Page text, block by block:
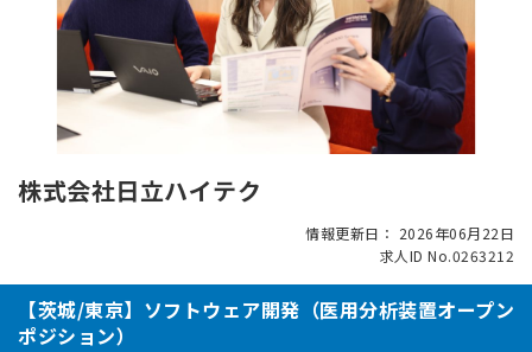
株式会社日立ハイテク
情報更新日： 2026年06月22日
求人ID No.0263212
【茨城/東京】ソフトウェア開発（医用分析装置オープン
ポジション）